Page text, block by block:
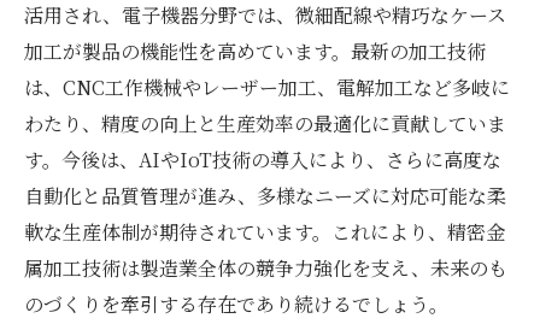
活用され、電子機器分野では、微細配線や精巧なケース
加工が製品の機能性を高めています。最新の加工技術
は、CNC工作機械やレーザー加工、電解加工など多岐に
わたり、精度の向上と生産効率の最適化に貢献していま
す。今後は、AIやIoT技術の導入により、さらに高度な
自動化と品質管理が進み、多様なニーズに対応可能な柔
軟な生産体制が期待されています。これにより、精密金
属加工技術は製造業全体の競争力強化を支え、未来のも
のづくりを牽引する存在であり続けるでしょう。